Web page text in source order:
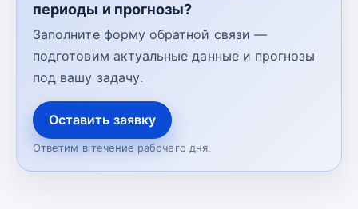
периоды и прогнозы?
Заполните форму обратной связи —
подготовим актуальные данные и прогнозы
под вашу задачу.
Оставить заявку
Ответим в течение рабочего дня.